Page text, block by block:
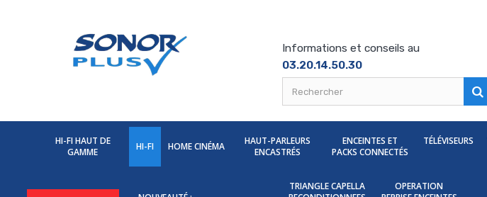
Informations et conseils au
03.20.14.50.30
HI-FI HAUT DE
GAMME
HI-FI HOME CINÉMA
HAUT-PARLEURS
ENCASTRÉS
ENCEINTES ET
PACKS CONNECTÉS
TÉLÉVISEURS
TRIANGLE CAPELLA
OPERATION